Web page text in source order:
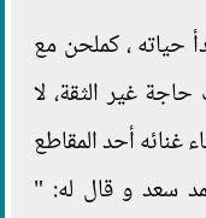
حياته ، كملحن مع
غير الثقة، لا
غنائه أحد المقاطع
سعد و قال له: "